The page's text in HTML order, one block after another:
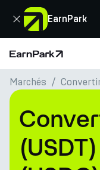
EarnPark
Fermer
Page d'accueil
Produits
Marchés
PARK
Marchés